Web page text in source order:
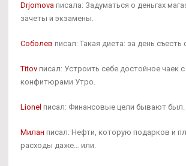
Drjomova писала: Задуматься о деньгах
зачеты и экзамены.
Соболев писал: Такая диета: за день
Titov писал: Устроить себе достойное чаек
конфитюрами Утро.
Lionel писал: Финансовые цели бывают был.
Милан писал: Нефти, которую подарков и
расходы даже… или.